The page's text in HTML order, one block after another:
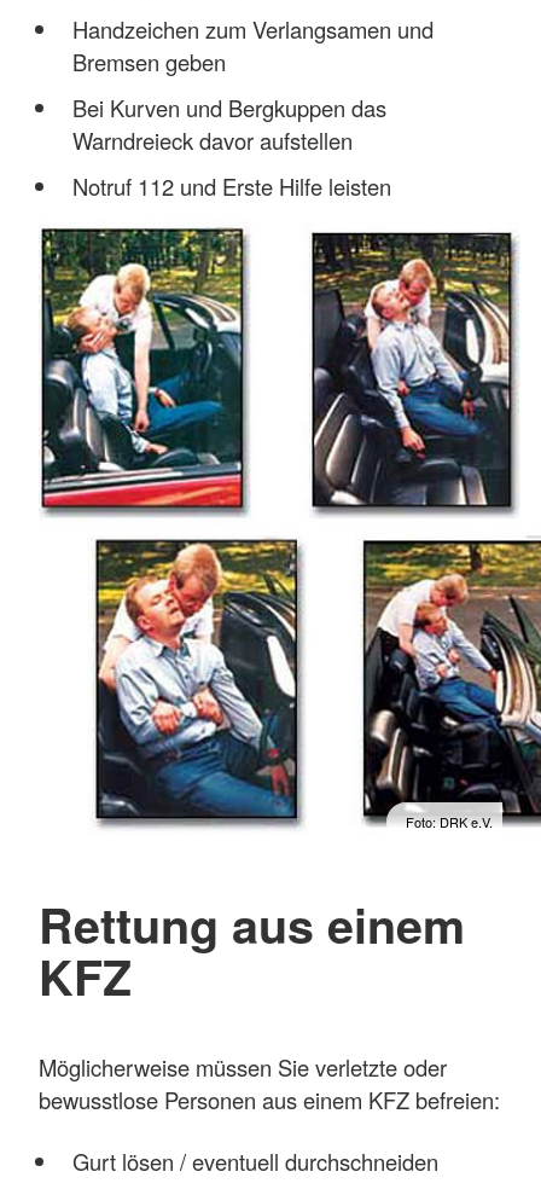
Handzeichen zum Verlangsamen und
Bremsen geben
Bei Kurven und Bergkuppen das
Warndreieck davor aufstellen
Notruf 112 und Erste Hilfe leisten
Foto: DRK e.V.
Rettung aus einem
KFZ
Möglicherweise müssen Sie verletzte oder
bewusstlose Personen aus einem KFZ befreien:
Gurt lösen / eventuell durchschneiden